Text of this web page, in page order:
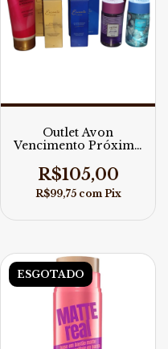
Outlet Avon
Vencimento Próximo
R$105,00
R$99,75 com Pix
ESGOTADO